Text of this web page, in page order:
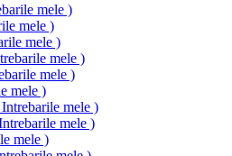
mele )
mele )
mele )
mele )
mele )
mele )
mele )
mele )
mele )